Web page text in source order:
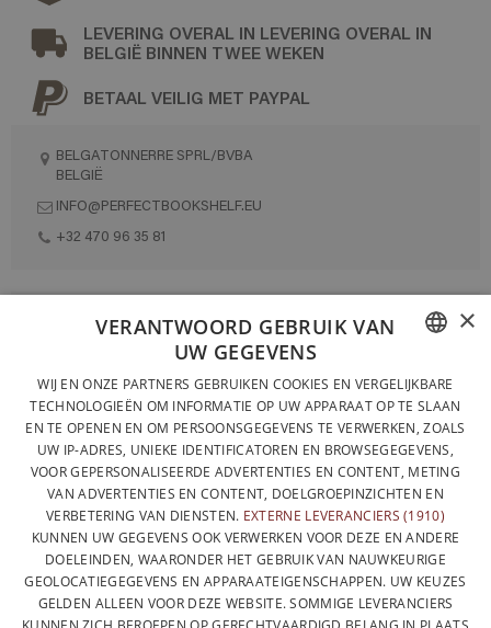
LEVERING OVERAL IN LEVERING OVERAL IN
BELGIË BINNEN TWEE WEKEN
BETAAL VEILIG MET PAYPAL
BELGATONNERRE SPRL/BVBA
BELGIË
INFO@PERFECTBOOKSHELF.EU
+32 470 96 35 81
VOLLEDIG ONTWORPEN EN GEPRODUCEERD IN BELGIË
PRIVACYBELEID
ALGEMENE VERKOOPVOORWAARDEN
SITEMAP
FRENCH
DUTCH
ENGLISH
×
VERANTWOORD GEBRUIK VAN
UW GEGEVENS
WIJ EN ONZE PARTNERS GEBRUIKEN COOKIES EN VERGELIJKBARE
TECHNOLOGIEËN OM INFORMATIE OP UW APPARAAT OP TE SLAAN
EN TE OPENEN EN OM PERSOONSGEGEVENS TE VERWERKEN, ZOALS
UW IP-ADRES, UNIEKE IDENTIFICATOREN EN BROWSEGEGEVENS,
VOOR GEPERSONALISEERDE ADVERTENTIES EN CONTENT, METING
VAN ADVERTENTIES EN CONTENT, DOELGROEPINZICHTEN EN
VERBETERING VAN DIENSTEN. EXTERNE LEVERANCIERS (1910)
KUNNEN UW GEGEVENS OOK VERWERKEN VOOR DEZE EN ANDERE
DOELEINDEN, WAARONDER HET GEBRUIK VAN NAUWKEURIGE
GEOLOCATIEGEGEVENS EN APPARAATEIGENSCHAPPEN. UW KEUZES
GELDEN ALLEEN VOOR DEZE WEBSITE. SOMMIGE LEVERANCIERS